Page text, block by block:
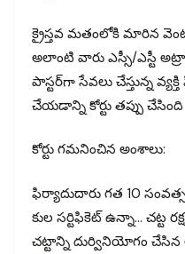
క్రైస్తవ మతంలోకి మారిన
అలాంటి వారు ఎస్సీ/ఎస్టీ
పాస్టర్‌గా సేవలు చేస్తున్న
చేయడాన్ని కోర్టు తప్పు చేసింది
కోర్టు గమనించిన అంశాలు:
ఫిర్యాదుదారు గత 10
కుల సర్టిఫికెట్ ఉన్నా… చట్ట
చట్టాన్ని దుర్వినియోగం చేసిన